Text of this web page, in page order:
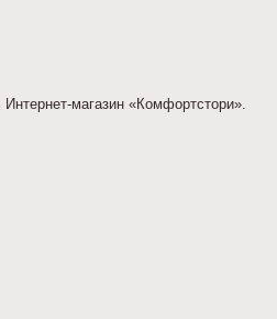
магазин «Комфортстори».